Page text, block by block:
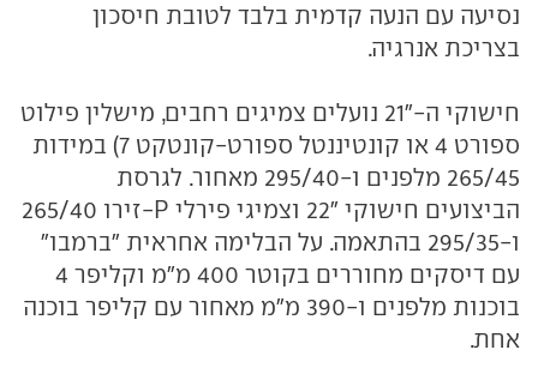
נסיעה עם הנעה קדמית בלבד לטובת חיסכון
בצריכת אנרגיה.
חישוקי ה-"21 נועלים צמיגים רחבים, מישלין פילוט
ספורט 4 או קונטיננטל ספורט-קונטקט 7) במידות
265/45 מלפנים ו-295/40 מאחור. לגרסת
הביצועים חישוקי "22 וצמיגי פירלי P-זירו 265/40
ו-295/35 בהתאמה. על הבלימה אחראית "ברמבו"
עם דיסקים מחוררים בקוטר 400 מ"מ וקליפר 4
בוכנות מלפנים ו-390 מ"מ מאחור עם קליפר בוכנה
אחת.